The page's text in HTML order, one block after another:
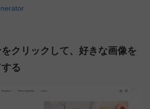
クリックして、好きな画像を
る